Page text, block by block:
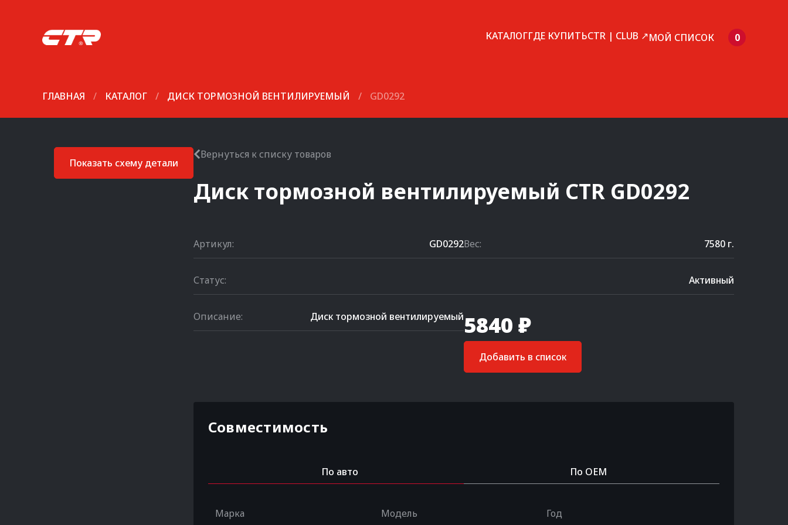
КАТАЛОГГДЕ КУПИТЬCTR | CLUB ↗МОЙ СПИСОК 0
ГЛАВНАЯ / КАТАЛОГ / ДИСК ТОРМОЗНОЙ ВЕНТИЛИРУЕМЫЙ / GD0292
Показать схему детали
Вернуться к списку товаров
Диск тормозной вентилируемый CTR GD0292
Артикул: GD0292Вес: 7580 г.
Статус: Активный
Описание: Диск тормозной вентилируемый5840 ₽
Добавить в список
Совместимость
По авто По OEM
Марка Модель Год